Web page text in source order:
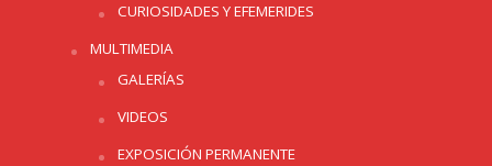
CURIOSIDADES Y EFEMERIDES
MULTIMEDIA
GALERÍAS
VIDEOS
EXPOSICIÓN PERMANENTE